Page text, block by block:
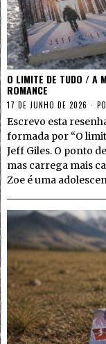
O LIMITE DE TUDO / A
ROMANCE
17 DE JUNHO DE 2026
Escrevo esta
formada por “O
Jeff Giles. O ponto
mas carrega mais
Zoe é uma